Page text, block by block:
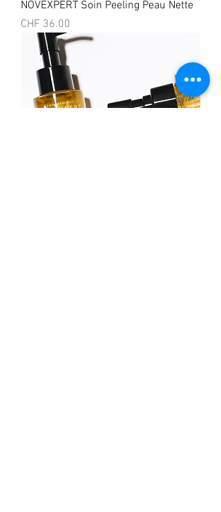
NOVEXPERT Soin Peeling Peau Nette
Prix
CHF 36.00